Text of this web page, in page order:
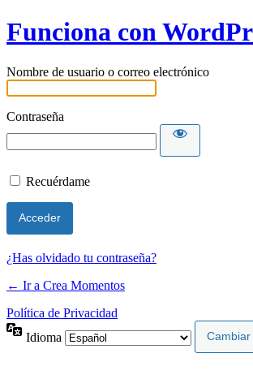
Funciona con
Nombre de usuario o correo electrónico
Contraseña
Recuérdame
¿Has olvidado tu contraseña?
← Ir a Crea Momentos
Política de Privacidad
Idioma